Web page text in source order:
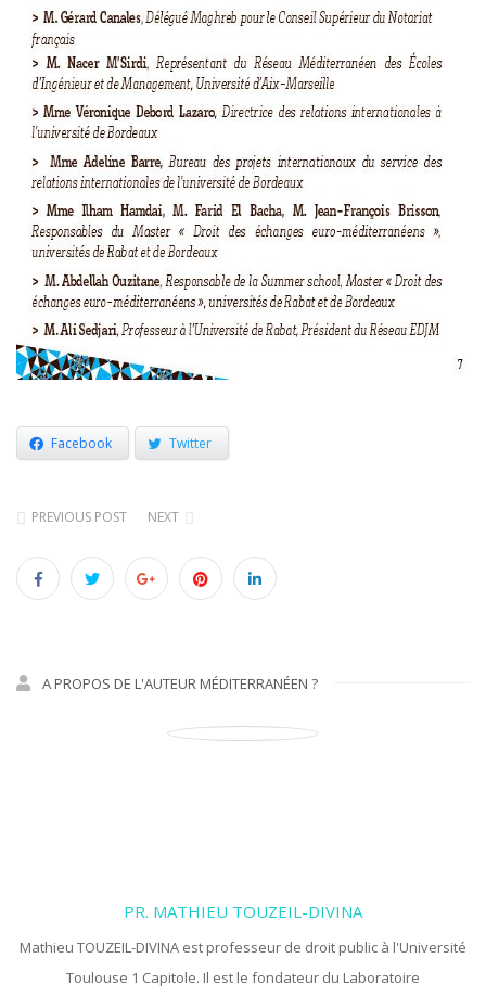
Facebook Twitter
PREVIOUS POST NEXT
A PROPOS DE L'AUTEUR MÉDITERRANÉEN ?
PR. MATHIEU TOUZEIL-DIVINA
Mathieu TOUZEIL-DIVINA est professeur de droit public à l'Université
Toulouse 1 Capitole. Il est le fondateur du Laboratoire